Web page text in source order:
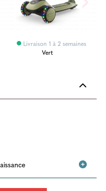
Livraison 1 à 2 semaines
Vert